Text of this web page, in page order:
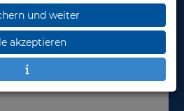
€
129,00 €
und weiter
akzeptieren